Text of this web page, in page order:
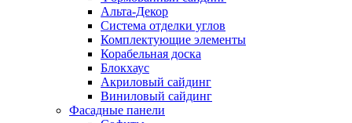
Альта-Декор
Система отделки углов
Комплектующие элементы
Корабельная доска
Блокхаус
Акриловый сайдинг
Виниловый сайдинг
Фасадные панели